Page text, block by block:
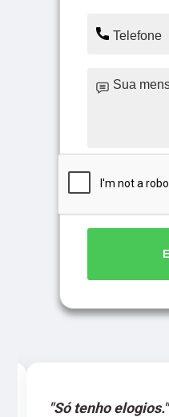
"Só tenho elogios."